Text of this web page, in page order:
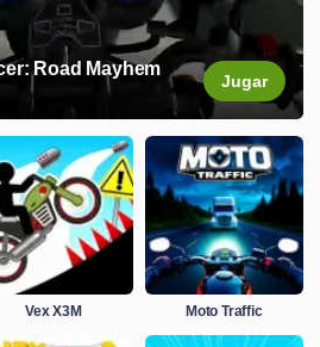
Road Mayhem
Jugar
Vex X3M Moto Traffic